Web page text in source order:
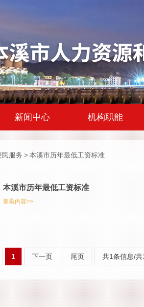
新闻中心 机构职能
民服务 >本溪市历年最低工资标准
本溪市历年最低工资标准
查看内容>>
1 下一页 尾页 共1条信息/共